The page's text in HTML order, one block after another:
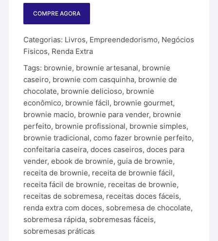
COMPRE AGORA
Categorias: Livros, Empreendedorismo, Negócios
Fisicos, Renda Extra
Tags: brownie, brownie artesanal, brownie
caseiro, brownie com casquinha, brownie de
chocolate, brownie delicioso, brownie
econômico, brownie fácil, brownie gourmet,
brownie macio, brownie para vender, brownie
perfeito, brownie profissional, brownie simples,
brownie tradicional,como fazer brownie perfeito,
confeitaria caseira,doces caseiros,doces para
vender,ebook de brownie,guia de brownie,
receita de brownie, receita de brownie fácil,
receita fácil de brownie, receitas de brownie,
receitas de sobremesa, receitas doces fáceis,
renda extra com doces, sobremesa de chocolate,
sobremesa rápida, sobremesas fáceis,
sobremesas práticas